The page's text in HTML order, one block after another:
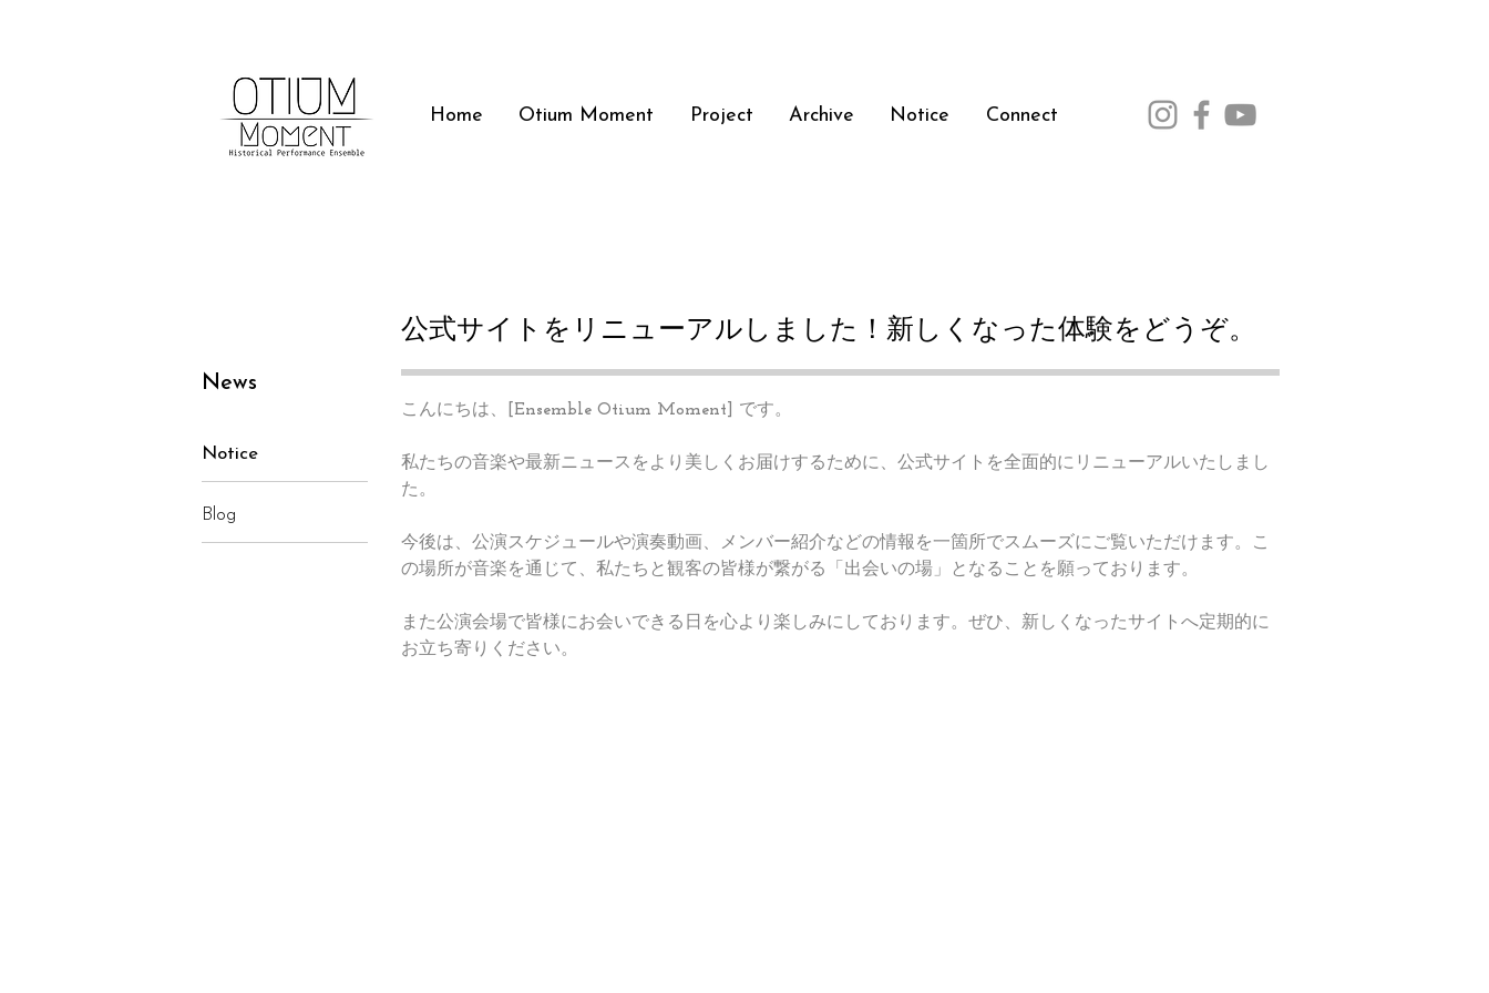
Home Otium Moment Project Archive Notice Connect
公式サイトをリニューアルしました！新しくなった体験をどうぞ。
News
Notice
Blog
こんにちは、 [Ensemble Otium Moment] です。
私たちの音楽や最新ニュースをより美しくお届けするために、公式サイトを全面的にリニューアルいたしまし
た。
今後は、公演スケジュールや演奏動画、メンバー紹介などの情報を一箇所でスムーズにご覧いただけます。こ
の場所が音楽を通じて、私たちと観客の皆様が繋がる「出会いの場」となることを願っております。
また公演会場で皆様にお会いできる日を心より楽しみにしております。ぜひ、新しくなったサイトへ定期的に
お立ち寄りください。